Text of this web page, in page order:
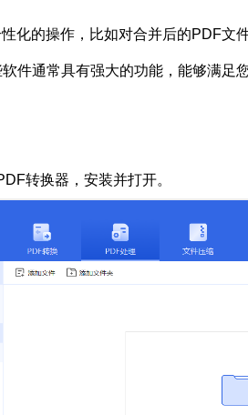
化的操作，比如对合并后的PDF文
件通常具有强大的功能，能够满足
转换器，安装并打开。